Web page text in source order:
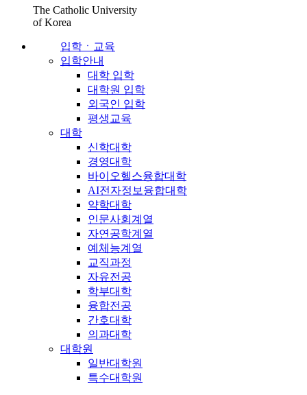
The Catholic University
of Korea
입학ㆍ교육
입학안내
대학 입학
대학원 입학
외국인 입학
평생교육
대학
신학대학
경영대학
바이오헬스융합대학
AI전자정보융합대학
약학대학
인문사회계열
자연공학계열
예체능계열
교직과정
자유전공
학부대학
융합전공
간호대학
의과대학
대학원
일반대학원
특수대학원